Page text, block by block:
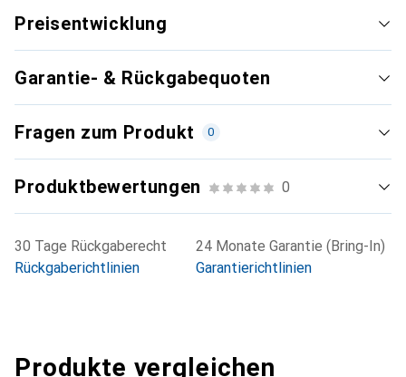
Preisentwicklung
Garantie- & Rückgabequoten
Fragen zum Produkt 0
Produktbewertungen 0
30 Tage Rückgaberecht
Rückgaberichtlinien
24 Monate Garantie (Bring-In)
Garantierichtlinien
Produkte vergleichen